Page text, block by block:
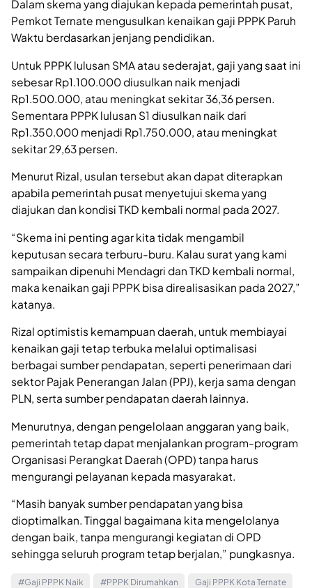
Dalam skema yang diajukan kepada pemerintah pusat,
Pemkot Ternate mengusulkan kenaikan gaji PPPK Paruh
Waktu berdasarkan jenjang pendidikan.
Untuk PPPK lulusan SMA atau sederajat, gaji yang saat ini
sebesar Rp1.100.000 diusulkan naik menjadi
Rp1.500.000, atau meningkat sekitar 36,36 persen.
Sementara PPPK lulusan S1 diusulkan naik dari
Rp1.350.000 menjadi Rp1.750.000, atau meningkat
sekitar 29,63 persen.
Menurut Rizal, usulan tersebut akan dapat diterapkan
apabila pemerintah pusat menyetujui skema yang
diajukan dan kondisi TKD kembali normal pada 2027.
“Skema ini penting agar kita tidak mengambil
keputusan secara terburu-buru. Kalau surat yang kami
sampaikan dipenuhi Mendagri dan TKD kembali normal,
maka kenaikan gaji PPPK bisa direalisasikan pada 2027,”
katanya.
Rizal optimistis kemampuan daerah, untuk membiayai
kenaikan gaji tetap terbuka melalui optimalisasi
berbagai sumber pendapatan, seperti penerimaan dari
sektor Pajak Penerangan Jalan (PPJ), kerja sama dengan
PLN, serta sumber pendapatan daerah lainnya.
Menurutnya, dengan pengelolaan anggaran yang baik,
pemerintah tetap dapat menjalankan program-program
Organisasi Perangkat Daerah (OPD) tanpa harus
mengurangi pelayanan kepada masyarakat.
“Masih banyak sumber pendapatan yang bisa
dioptimalkan. Tinggal bagaimana kita mengelolanya
dengan baik, tanpa mengurangi kegiatan di OPD
sehingga seluruh program tetap berjalan,” pungkasnya.
#Gaji PPPK Naik #PPPK Dirumahkan
Gaji PPPK Kota Ternate